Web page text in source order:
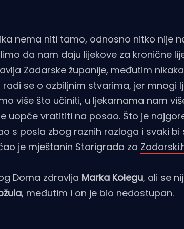
nema niti tamo, odnosno nitko nije
da nam daju lijekove za kronične
Zadarske županije, međutim
se o ozbiljnim stvarima, jer mnogi
više što učiniti, u ljekarnama nam
uopće vratititi na posao. Što je
s posla zbog raznih razloga i svaki bi
je mještanin Starigrada za
Doma zdravlja Marka Kolegu, ali se
, međutim i on je bio nedostupan.